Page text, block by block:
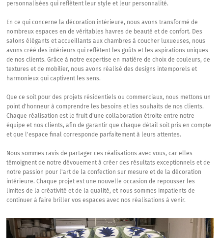
personnalisées qui reflètent leur style et leur personnalité.
En ce qui concerne la décoration intérieure, nous avons transformé de
nombreux espaces en de véritables havres de beauté et de confort. Des
salons élégants et accueillants aux chambres à coucher luxueuses, nous
avons créé des intérieurs qui reflètent les goûts et les aspirations uniques
de nos clients. Grâce à notre expertise en matière de choix de couleurs, de
textures et de mobilier, nous avons réalisé des designs intemporels et
harmonieux qui captivent les sens.
Que ce soit pour des projets résidentiels ou commerciaux, nous mettons un
point d'honneur à comprendre les besoins et les souhaits de nos clients.
Chaque réalisation est le fruit d'une collaboration étroite entre notre
équipe et nos clients, afin de garantir que chaque détail soit pris en compte
et que l'espace final corresponde parfaitement à leurs attentes.
Nous sommes ravis de partager ces réalisations avec vous, car elles
témoignent de notre dévouement à créer des résultats exceptionnels et de
notre passion pour l'art de la confection sur mesure et de la décoration
intérieure. Chaque projet est une nouvelle occasion de repousser les
limites de la créativité et de la qualité, et nous sommes impatients de
continuer à faire briller vos espaces avec nos réalisations à venir.